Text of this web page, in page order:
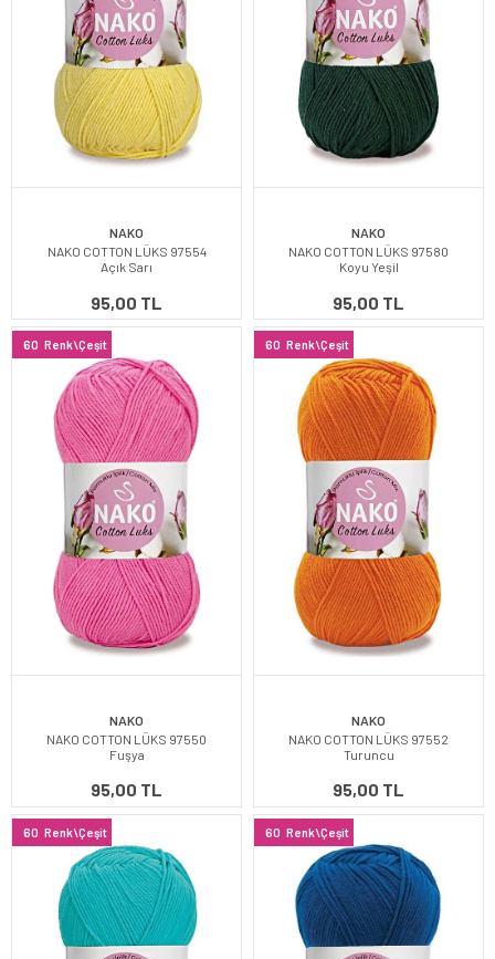
NAKO
NAKO COTTON LÜKS 97554
Açık Sarı
95,00 TL
NAKO
NAKO COTTON LÜKS 97580
Koyu Yeşil
95,00 TL
60 Renk\Çeşit
NAKO
NAKO COTTON LÜKS 97550
Fuşya
95,00 TL
60 Renk\Çeşit
NAKO
NAKO COTTON LÜKS 97552
Turuncu
95,00 TL
60 Renk\Çeşit 60 Renk\Çeşit